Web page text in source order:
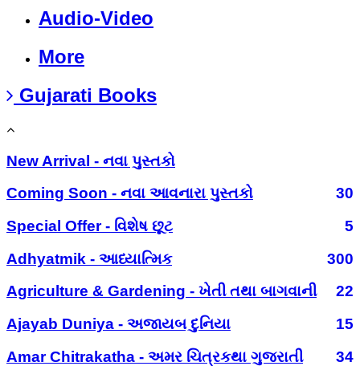
Audio-Video
More
Gujarati Books
New Arrival - નવા પુસ્તકો
Coming Soon - નવા આવનારા પુસ્તકો
30
Special Offer - વિશેષ છૂટ
5
Adhyatmik - આધ્યાત્મિક
300
Agriculture & Gardening - ખેતી તથા બાગવાની
22
Ajayab Duniya - અજાયબ દુનિયા
15
Amar Chitrakatha - અમર ચિત્રકથા ગુજરાતી
34